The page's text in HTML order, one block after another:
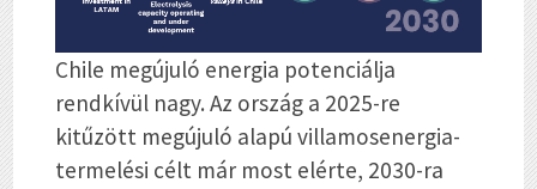
Chile megújuló energia potenciálja
rendkívül nagy. Az ország a 2025-re
kitűzött megújuló alapú villamosenergia-
termelési célt már most elérte, 2030-ra